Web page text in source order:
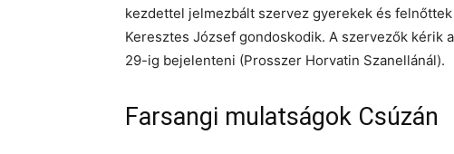
kezdettel jelmezbált szervez gyerekek és
Keresztes József gondoskodik. A szervezők kérik
29-ig bejelenteni (Prosszer Horvatin Szanellánál).
Farsangi mulatságok Csúzán